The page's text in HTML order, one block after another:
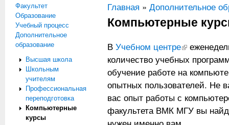
Факультет
Образование
Учебный процесс
Дополнительное
образование
Высшая школа
Школьным
учителям
Профессиональная
переподготовка
Компьютерные
курсы
Вы здесь
Главная » Дополнительное
Компьютерные
В Учебном центре(внешняя
количество учебных
обучение работе на
опытных пользователей. Не
вас опыт работы с
факультета ВМК МГУ вы